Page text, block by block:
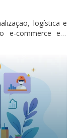
logística e
e-commerce em